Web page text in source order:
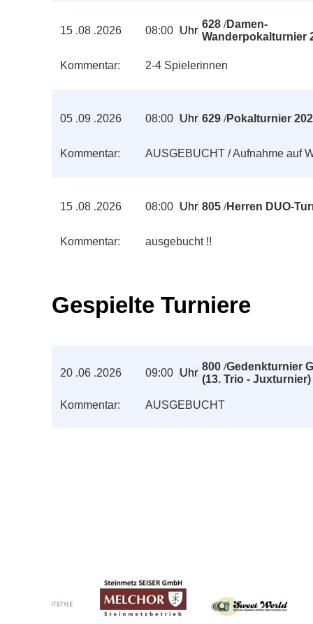
15 .08 .2026 08:00 Uhr
628 /Damen-
Wanderpokalturnier
Kommentar: 2-4 Spielerinnen
05 .09 .2026 08:00 Uhr 629 /Pokalturnier
Kommentar: AUSGEBUCHT / Aufnahme auf
15 .08 .2026 08:00 Uhr 805 /Herren DUO-
Kommentar: ausgebucht !!
Gespielte Turniere
20 .06 .2026 09:00 Uhr
800 /Gedenkturnier
(13. Trio - Juxturnier)
Kommentar: AUSGEBUCHT